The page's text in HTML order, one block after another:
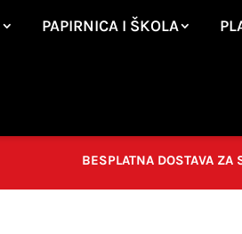
PAPIRNICA I ŠKOLA
BESPLATNA DOSTAVA